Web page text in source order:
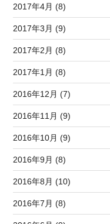
2017年4月 (8)
2017年3月 (9)
2017年2月 (8)
2017年1月 (8)
2016年12月 (7)
2016年11月 (9)
2016年10月 (9)
2016年9月 (8)
2016年8月 (10)
2016年7月 (8)